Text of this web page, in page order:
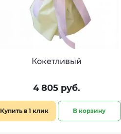
Кокетливый
4 805 руб.
Купить в 1 клик В корзину